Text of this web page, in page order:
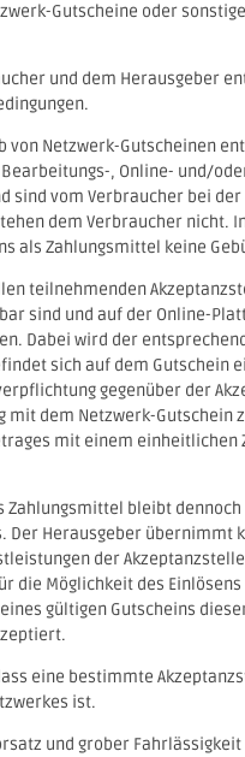
Gutscheine oder
und dem Herausgeber
von Netzwerk-Gutscheinen
, Online- und/
sind vom Verbraucher bei
dem Verbraucher nicht.
als Zahlungsmittel keine
teilnehmenden
sind und auf der Online-
Dabei wird der
sich auf dem Gutschein
gegenüber der
dem Netzwerk-Gutschein
mit einem
Zahlungsmittel bleibt
Herausgeber übernimmt
der
die Möglichkeit des
gültigen Gutscheins
eine bestimmte
ist.
und grober